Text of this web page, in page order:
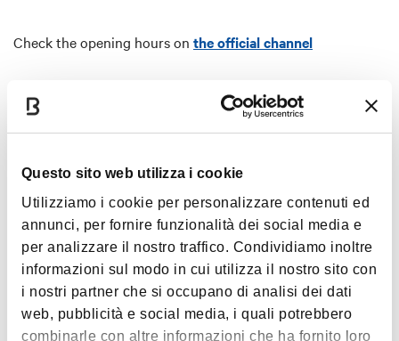
Questo sito web utilizza i cookie
Utilizziamo i cookie per personalizzare contenuti ed
annunci, per fornire funzionalità dei social media e
per analizzare il nostro traffico. Condividiamo inoltre
informazioni sul modo in cui utilizza il nostro sito con
i nostri partner che si occupano di analisi dei dati
web, pubblicità e social media, i quali potrebbero
combinarle con altre informazioni che ha fornito loro
Check the opening hours on the official channel
Images